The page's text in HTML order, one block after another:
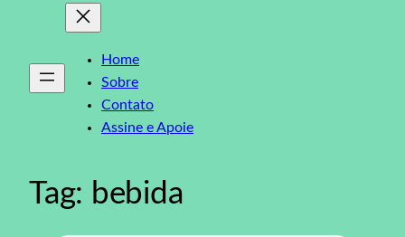
Home
Sobre
Contato
Assine e Apoie
Tag: bebida